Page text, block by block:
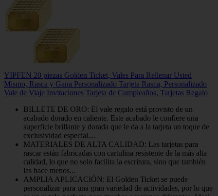
YIPFEN 20 piezas Golden Ticket, Vales Para Rellenar Usted
Mismo, Rasca y Gana Personalizado Tarjeta Rasca, Personalizado
Vale de Viaje Invitaciones Tarjeta de Cumpleaños, Tarjetas Regalo
BILLETE DE ORO: El vale regalo está provisto de un
acabado dorado en caliente. Este acabado le confiere una
superficie brillante y dorada que le da a la tarjeta un toque de
exclusividad especial....
MATERIALES DE ALTA CALIDAD: Las tarjetas para
rascar están fabricadas con cartulina resistente de la más alta
calidad, lo que no solo facilita la escritura, sino que también
las hace menos...
AMPLIA APLICACIÓN: El Golden Ticket se puede
personalizar para una gran variedad de actividades, por lo que